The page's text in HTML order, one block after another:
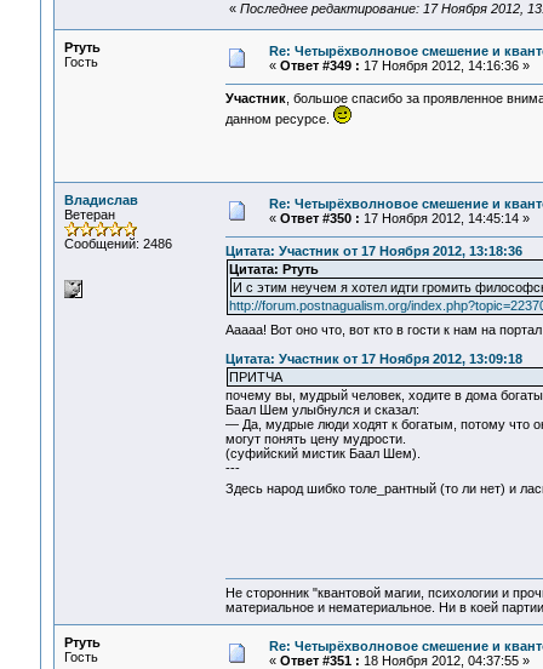
« Последнее редактирование: 17 Ноября 2012,
Ртуть
Гость
Re: Четырёхволновое смешение и
« Ответ #349 : 17 Ноября 2012, 14:16:36 »
Участник, большое спасибо за проявленное
данном ресурсе.
Владислав
Ветеран
Сообщений: 2486
Re: Четырёхволновое смешение и
« Ответ #350 : 17 Ноября 2012, 14:45:14 »
Цитата: Участник от 17 Ноября 2012, 13:18:36
Цитата: Ртуть
И с этим неучем я хотел идти громить
http://forum.postnagualism.org/
Ааааа! Вот оно что, вот кто в гости к нам на
Цитата: Участник от 17 Ноября 2012, 13:09:18
ПРИТЧА
почему вы, мудрый человек, ходите в дома
Баал Шем улыбнулся и сказал:
— Да, мудрые люди ходят к богатым, потому что
могут понять цену мудрости.
(суфийский мистик Баал Шем).
---
Здесь народ шибко толе_рантный (то ли нет) и
Не сторонник "квантовой магии, психологии и
материальное и нематериальное. Ни в коей
Ртуть
Гость
Re: Четырёхволновое смешение и
« Ответ #351 : 18 Ноября 2012, 04:37:55 »